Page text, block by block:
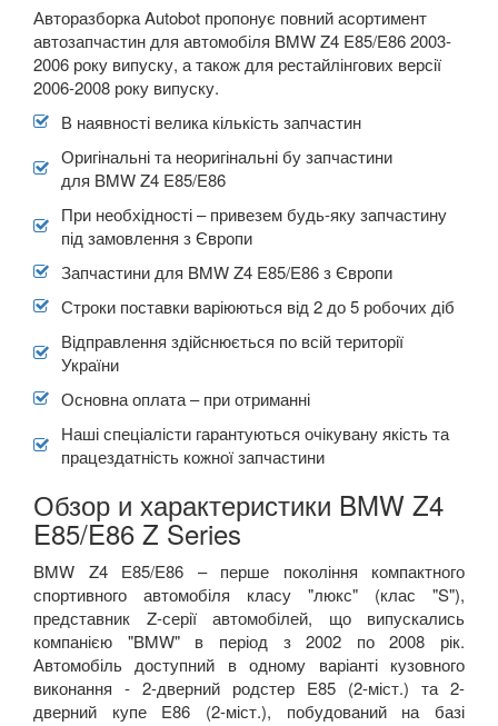
Авторазборка Autobot пропонує повний асортимент
автозапчастин для автомобіля BMW Z4 E85/E86 2003-
2006 року випуску, а також для рестайлінгових версії
2006-2008 року випуску.
В наявності велика кількість запчастин
Оригінальні та неоригінальні бу запчастини
для BMW Z4 E85/E86
При необхідності – привезем будь-яку запчастину
під замовлення з Європи
Запчастини для BMW Z4 E85/E86 з Європи
Строки поставки варіюються від 2 до 5 робочих діб
Відправлення здійснюється по всій території
України
Основна оплата – при отриманні
Наші спеціалісти гарантуються очікувану якість та
працездатність кожної запчастини
Обзор и характеристики BMW Z4
E85/E86 Z Series
BMW Z4 Е85/E86 – перше покоління компактного
спортивного автомобіля класу "люкс" (клас "S"),
представник Z-серії автомобілей, що випускались
компанією "BMW" в період з 2002 по 2008 рік.
Автомобіль доступний в одному варіанті кузовного
виконання - 2-дверний родстер E85 (2-міст.) та 2-
дверний купе E86 (2-міст.), побудований на базі